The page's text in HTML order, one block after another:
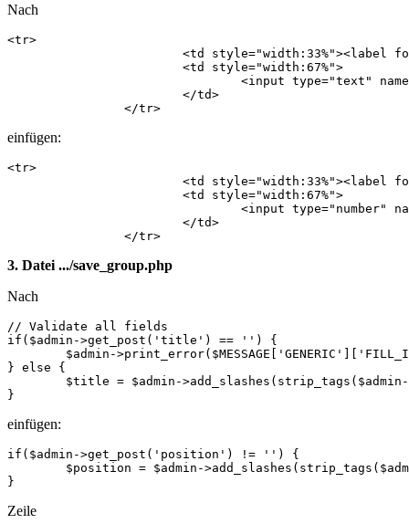
Nach
<tr>
            	</tr>
einfügen:
<tr>
            	</tr>
3. Datei .../save_group.php
Nach
// Validate all fields
if($admin->get_post('title') == '') {
} else {
}
einfügen:
if($admin->get_post('position') != '') {
}
Zeile